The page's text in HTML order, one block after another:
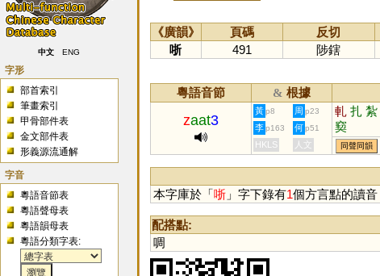
中文 ENG
字形
部首索引
筆畫索引
甲骨部件表
金文部件表
形義源流通解
字音
粵語音節表
粵語聲母表
粵語韻母表
粵語分類字表:
《廣韻》 頁碼 反切
哳
491 陟鎋
粵語音節 & 根據
zaat3
黃 p8 周 p23 軋 扎 紮
窫
李 p163 何 p51
HKLS 人文 同聲同韻
本字庫於「哳」字下錄有1個方言點的讀音
配搭點:
啁